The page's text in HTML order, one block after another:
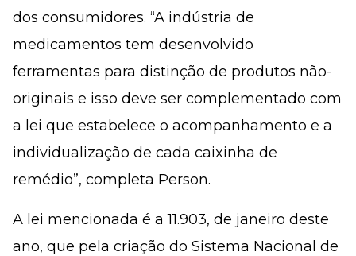
dos consumidores. “A indústria de
medicamentos tem desenvolvido
ferramentas para distinção de produtos não-
originais e isso deve ser complementado com
a lei que estabelece o acompanhamento e a
individualização de cada caixinha de
remédio”, completa Person.
A lei mencionada é a 11.903, de janeiro deste
ano, que pela criação do Sistema Nacional de